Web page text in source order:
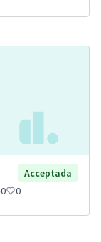
Acceptada
0 0